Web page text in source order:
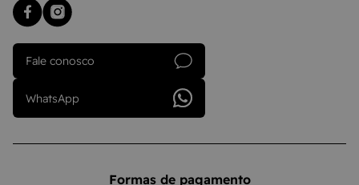
Fale conosco
WhatsApp
Formas de pagamento